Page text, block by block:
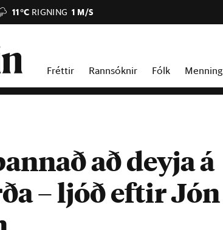
11°C RIGNING 1 M/S
Fréttir Rannsóknir Fólk Menning
að deyja á
– ljóð eftir Jón